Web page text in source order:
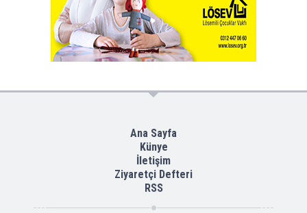
Ana Sayfa
Künye
İletişim
Ziyaretçi Defteri
RSS